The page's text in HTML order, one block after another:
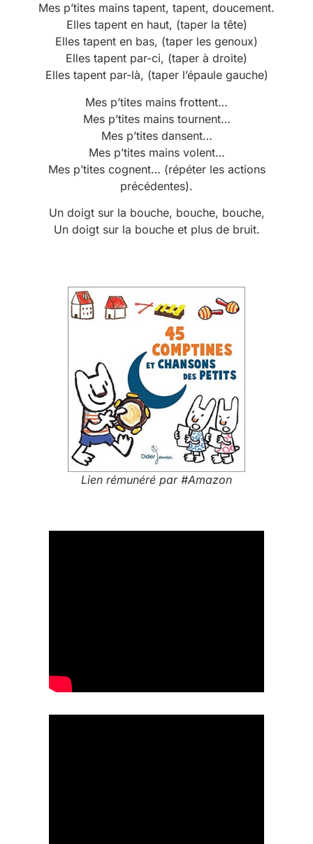
Mes p’tites mains tapent, tapent, doucement.
Elles tapent en haut, (taper la tête)
Elles tapent en bas, (taper les genoux)
Elles tapent par-ci, (taper à droite)
Elles tapent par-là, (taper l’épaule gauche)
Mes p’tites mains frottent…
Mes p’tites mains tournent…
Mes p’tites dansent…
Mes p’tites mains volent…
Mes p’tites cognent… (répéter les actions
précédentes).
Un doigt sur la bouche, bouche, bouche,
Un doigt sur la bouche et plus de bruit.
Lien rémunéré par #Amazon